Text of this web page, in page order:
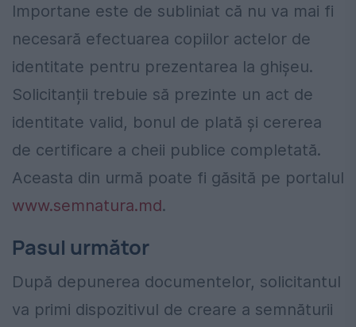
Importane este de subliniat că nu va mai fi
necesară efectuarea copiilor actelor de
identitate pentru prezentarea la ghișeu.
Solicitanții trebuie să prezinte un act de
identitate valid, bonul de plată și cererea
de certificare a cheii publice completată.
Aceasta din urmă poate fi găsită pe portalul
www.semnatura.md.
Pasul următor
După depunerea documentelor, solicitantul
va primi dispozitivul de creare a semnăturii